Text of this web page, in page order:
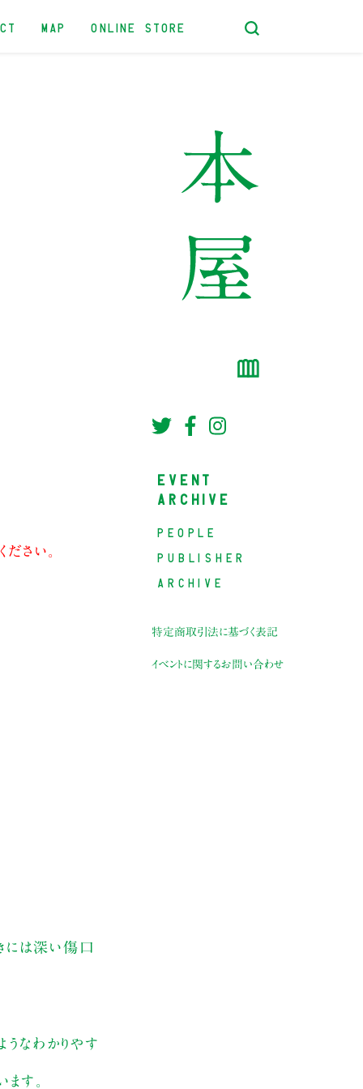
MAP ONLINE STORE
さい。
には深い傷口
なわかりやす
す。
EVENT
ARCHIVE
PEOPLE
PUBLISHER
ARCHIVE
特定商取引法に基づく表記
イベントに関するお問い合わせ